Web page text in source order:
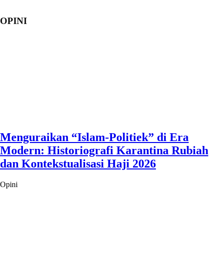
OPINI
Menguraikan “Islam-Politiek” di Era
Modern: Historiografi Karantina Rubiah
dan Kontekstualisasi Haji 2026
Opini